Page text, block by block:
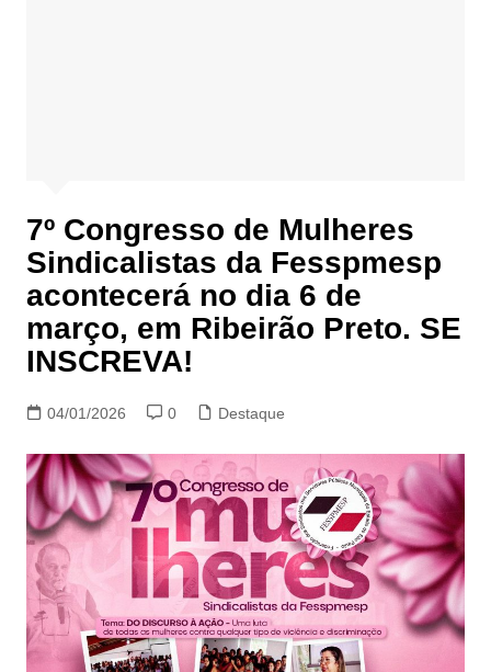
7º Congresso de Mulheres
Sindicalistas da Fesspmesp
acontecerá no dia 6 de
março, em Ribeirão Preto. SE
INSCREVA!
04/01/2026 0 Destaque